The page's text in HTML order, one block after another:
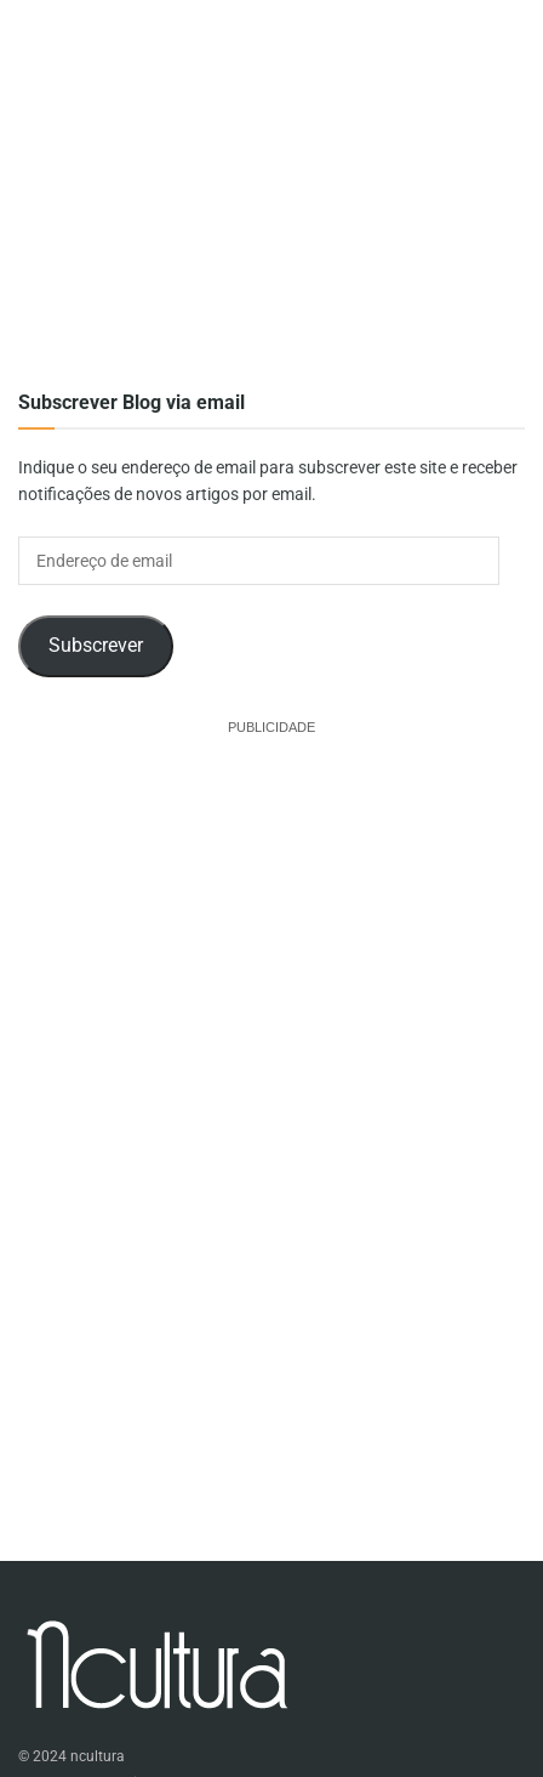
Subscrever Blog via email
Indique o seu endereço de email para subscrever este site e receber
notificações de novos artigos por email.
Endereço
Subscrever
PUBLICIDADE
© 2024 ncultura